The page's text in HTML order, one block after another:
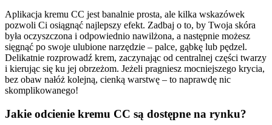
Aplikacja kremu CC jest banalnie prosta, ale kilka wskazówek
pozwoli Ci osiągnąć najlepszy efekt. Zadbaj o to, by Twoja skóra
była oczyszczona i odpowiednio nawilżona, a następnie możesz
sięgnąć po swoje ulubione narzędzie – palce, gąbkę lub pędzel.
Delikatnie rozprowadź krem, zaczynając od centralnej części twarzy
i kierując się ku jej obrzeżom. Jeżeli pragniesz mocniejszego krycia,
bez obaw nałóż kolejną, cienką warstwę – to naprawdę nic
skomplikowanego!
Jakie odcienie kremu CC są dostępne na rynku?